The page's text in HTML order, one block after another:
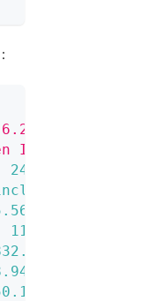
37-
Intel(R)
24
hyper-
110.9